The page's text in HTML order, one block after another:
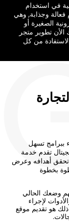
في استخدام
وجذابة, وهي
الصغيرة أو
تطوير متجر
من كل
ببرامج تسهل
تقدم خدمة
تحقق أهدافه وعرض
بخطوة
وضعك الحالي
لإجراء
هو تقديم موقع